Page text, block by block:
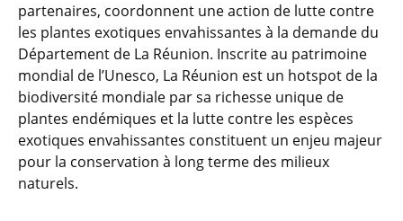
partenaires, coordonnent une action de lutte contre
les plantes exotiques envahissantes à la demande du
Département de La Réunion. Inscrite au patrimoine
mondial de l’Unesco, La Réunion est un hotspot de la
biodiversité mondiale par sa richesse unique de
plantes endémiques et la lutte contre les espèces
exotiques envahissantes constituent un enjeu majeur
pour la conservation à long terme des milieux
naturels.